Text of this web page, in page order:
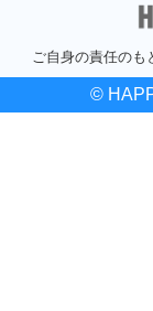
ご自身の責任のも
©